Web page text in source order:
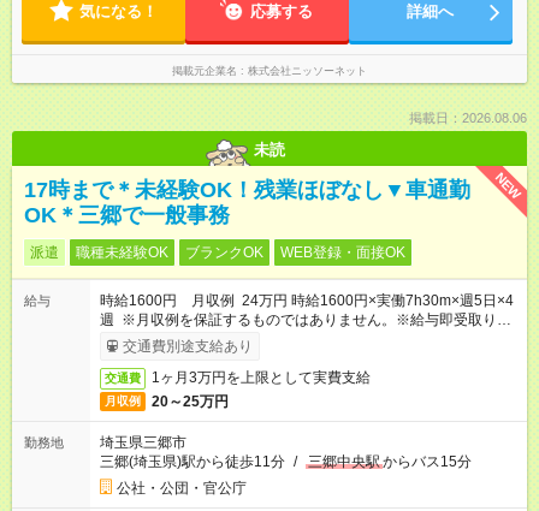
気になる！ 応募する 詳細へ
掲載元企業名 株式会社ニッソーネット
掲載日：2026.08.06
未読
NEW
17時まで＊未経験OK！残業ほぼなし▼車通勤
OK＊三郷で一般事務
派遣 職種未経験OK ブランクOK WEB登録・面接OK
給与
時給1600円 月収例 24万円 時給1600円×実働7h30m×週5日×4
週 ※月収例を保証するものではありません。※給与即受取りサ
ービス利用可（利用条件有）
交通費別途支給あり
交通費 1ヶ月3万円を上限として実費支給
月収例 20～25万円
勤務地
埼玉県三郷市
三郷(埼玉県)駅から徒歩11分 / 三郷中央駅からバス15分
公社・公団・官公庁